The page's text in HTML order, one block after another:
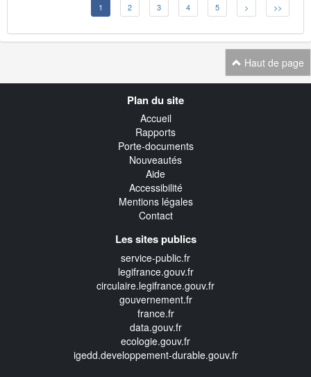
1 2 3 4 5 > >>
Haut de page
Plan du site
Accueil
Rapports
Porte-documents
Nouveautés
Aide
Accessibilité
Mentions légales
Contact
Les sites publics
service-public.fr
legifrance.gouv.fr
circulaire.legifrance.gouv.fr
gouvernement.fr
france.fr
data.gouv.fr
ecologie.gouv.fr
igedd.developpement-durable.gouv.fr